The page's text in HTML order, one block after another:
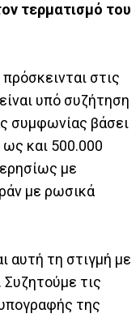
τερματισμό του
στις
υπό συζήτηση
συμφωνίας βάσει
και 500.000
με
με ρωσικά
αυτή τη στιγμή με
Συζητούμε τις
της